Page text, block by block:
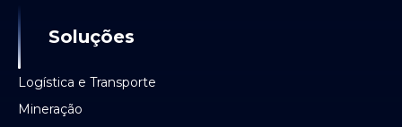
Soluções
Logística e Transporte
Mineração